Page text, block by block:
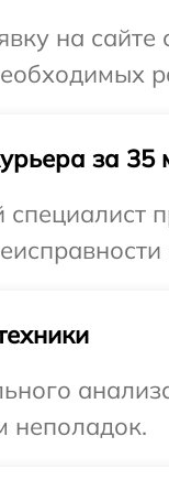
на
за 35
специалист
неполадок.